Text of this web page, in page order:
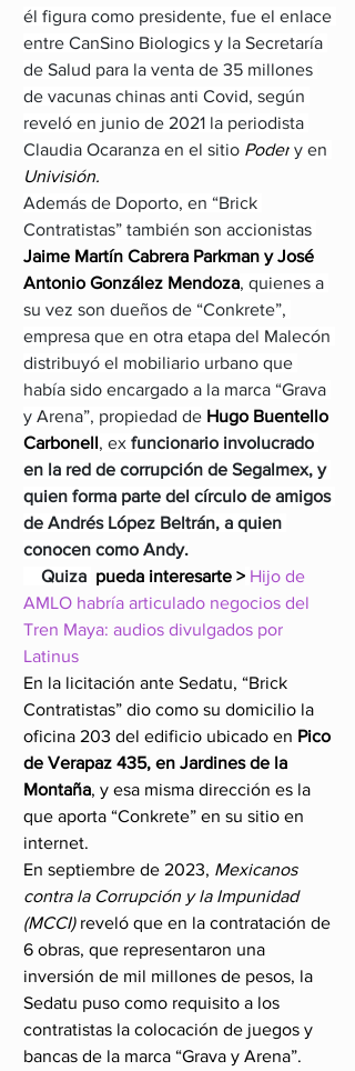
él figura como presidente, fue el enlace
entre CanSino Biologics y la Secretaría
de Salud para la venta de 35 millones
de vacunas chinas anti Covid, según
reveló en junio de 2021 la periodista
Claudia Ocaranza en el sitio Poder y en
Univisión.
Además de Doporto, en “Brick
Contratistas” también son accionistas
Jaime Martín Cabrera Parkman y José
Antonio González Mendoza, quienes a
su vez son dueños de “Conkrete”,
empresa que en otra etapa del Malecón
distribuyó el mobiliario urbano que
había sido encargado a la marca “Grava
y Arena”, propiedad de Hugo Buentello
Carbonell, ex funcionario involucrado
en la red de corrupción de Segalmex, y
quien forma parte del círculo de amigos
de Andrés López Beltrán, a quien
conocen como Andy.
    Quiza
pueda interesarte > Hijo de
AMLO habría articulado negocios del
Tren Maya: audios divulgados por
Latinus
En la licitación ante Sedatu, “Brick
Contratistas” dio como su domicilio la
oficina 203 del edificio ubicado en Pico
de Verapaz 435, en Jardines de la
Montaña, y esa misma dirección es la
que aporta “Conkrete” en su sitio en
internet.
En septiembre de 2023, Mexicanos
contra la Corrupción y la Impunidad
(MCCI) reveló que en la contratación de
6 obras, que representaron una
inversión de mil millones de pesos, la
Sedatu puso como requisito a los
contratistas la colocación de juegos y
bancas de la marca “Grava y Arena”.